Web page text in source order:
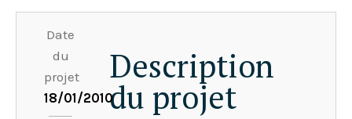
Date
du
projet
18/01/2010
Description
du projet